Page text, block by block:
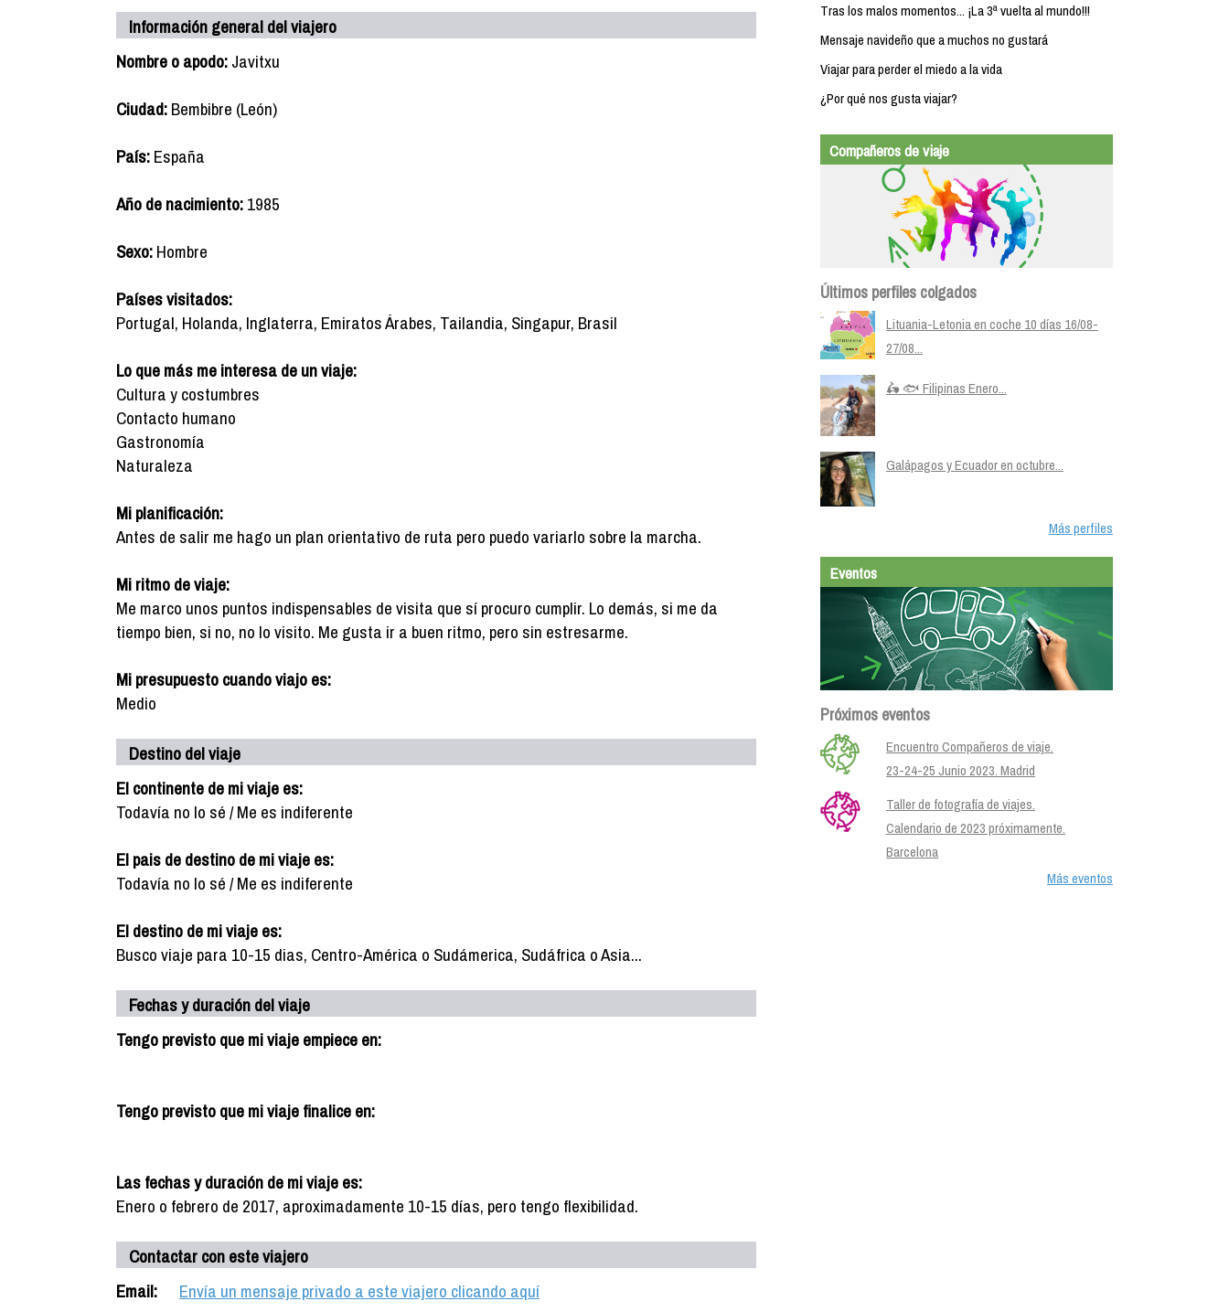
Información general del viajero
Nombre o apodo:Javitxu
Ciudad:Bembibre (León)
País:España
Año de nacimiento:1985
Sexo:Hombre
Países visitados:
Portugal, Holanda, Inglaterra, Emiratos Árabes, Tailandia, Singapur, Brasil
Lo que más me interesa de un viaje:
Cultura y costumbres
Contacto humano
Gastronomía
Naturaleza
Mi planificación:
Antes de salir me hago un plan orientativo de ruta pero puedo variarlo sobre la marcha.
Mi ritmo de viaje:
Me marco unos puntos indispensables de visita que sí procuro cumplir. Lo demás, si me da
tiempo bien, si no, no lo visito. Me gusta ir a buen ritmo, pero sin estresarme.
Mi presupuesto cuando viajo es:
Medio
Destino del viaje
El continente de mi viaje es:
Todavía no lo sé / Me es indiferente
El pais de destino de mi viaje es:
Todavía no lo sé / Me es indiferente
El destino de mi viaje es:
Busco viaje para 10-15 dias, Centro-América o Sudámerica, Sudáfrica o Asia...
Fechas y duración del viaje
Tengo previsto que mi viaje empiece en:
Tengo previsto que mi viaje finalice en:
Las fechas y duración de mi viaje es:
Enero o febrero de 2017, aproximadamente 10-15 días, pero tengo flexibilidad.
Contactar con este viajero
Email:
Envía un mensaje privado a este viajero clicando aquí
Tras los malos momentos... ¡La 3ª vuelta al mundo!!!
Mensaje navideño que a muchos no gustará
Viajar para perder el miedo a la vida
¿Por qué nos gusta viajar?
Compañeros de viaje
Últimos perfiles colgados
Lituania-Letonia en coche 10 días 16/08-
27/08...
🛵 🐟 Filipinas Enero...
Galápagos y Ecuador en octubre...
Más perfiles
Eventos
Próximos eventos
Encuentro Compañeros de viaje.
23-24-25 Junio 2023. Madrid
Taller de fotografía de viajes.
Calendario de 2023 próximamente.
Barcelona
Más eventos